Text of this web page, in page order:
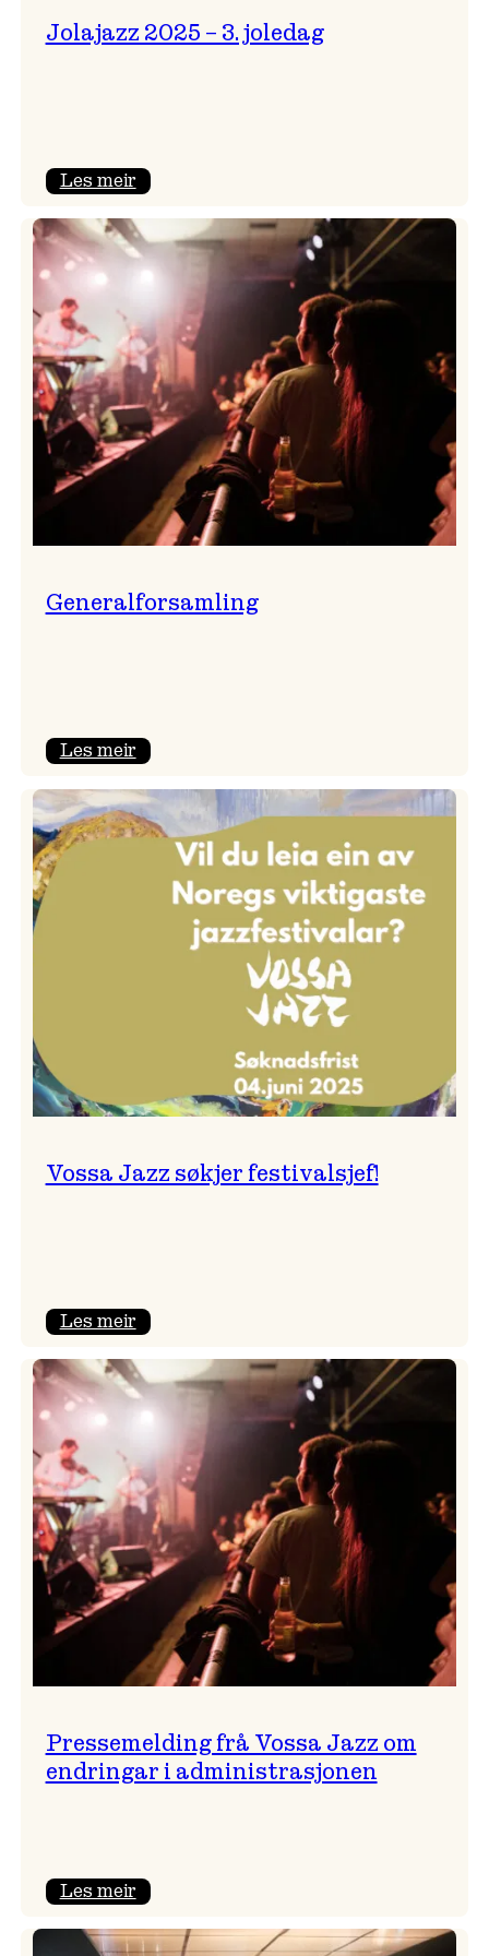
Jolajazz 2025 – 3. joledag
Les meir:
2025
–
joledag
Generalforsamling
Les meir:
Vossa Jazz søkjer festivalsjef!
Les meir:
Jazz
søkjer
Pressemelding frå Vossa Jazz om
endringar i administrasjonen
Les meir:
frå